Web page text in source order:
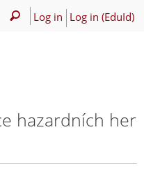
Log in Log in (EduId)
hazardních her